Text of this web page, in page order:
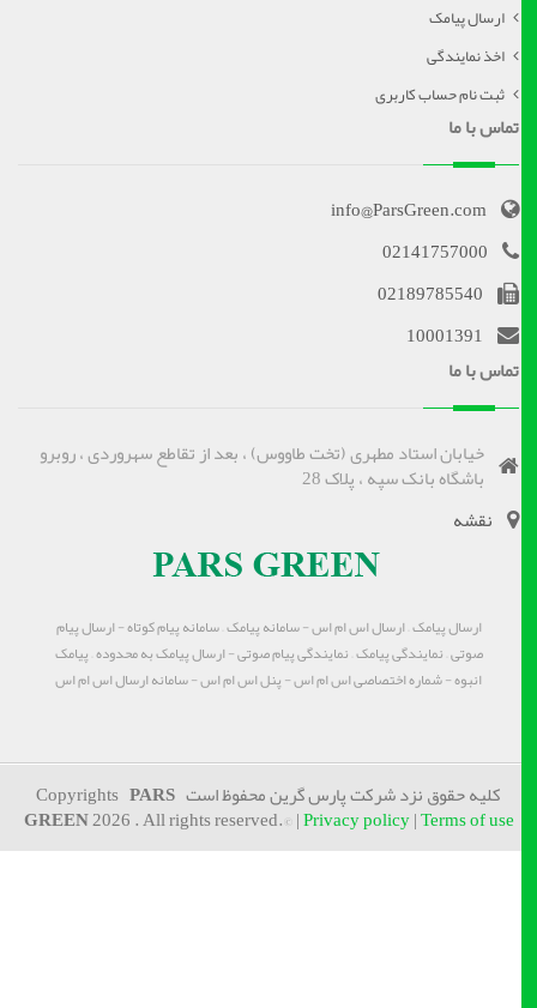
ارسال پیامک
اخذ نمایندگی
ثبت نام حساب کاربری
تماس با ما
info@ParsGreen.com
02141757000
02189785540
10001391
تماس با ما
خیابان استاد مطهری (تخت طاووس) ، بعد از تقاطع سهروردی ، روبرو
باشگاه بانک سپه ، پلاک 28
نقشه
ارسال پیامک – ارسال اس ام اس - سامانه پیامک – سامانه پیام کوتاه - ارسال پیام
صوتی – نمایندگی پیامک – نمایندگی پیام صوتی - ارسال پیامک به محدوده – پیامک
انبوه - شماره اختصاصی اس ام اس - پنل اس ام اس - سامانه ارسال اس ام اس
کلیه حقوق نزد شرکت پارس گرین محفوظ است CopyrightsPARS
GREEN2026 . All rights reserved.© |Privacy policy|Terms of use